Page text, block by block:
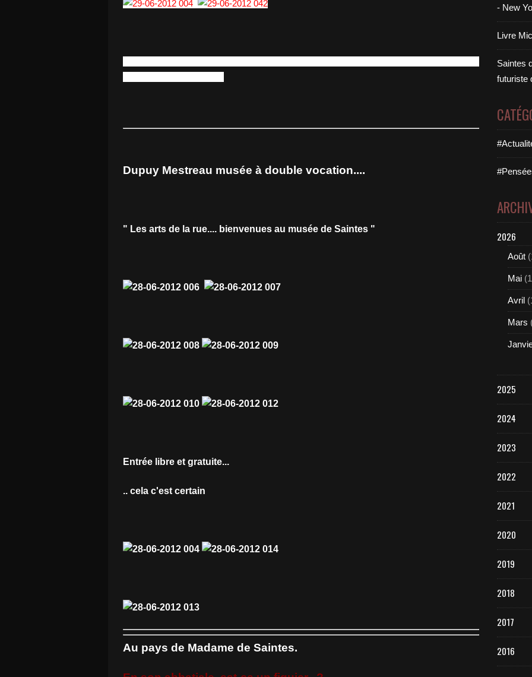
Dupuy Mestreau musée à double vocation....
" Les arts de la rue.... bienvenues au musée de Saintes "
Entrée libre et gratuite...
.. cela c'est certain
Au pays de Madame de Saintes.
- New
Livre
Saintes
futuriste
2026
Août
Mai
Avril
Mars
2025
2024
2023
2022
2021
2020
2019
2018
2017
2016